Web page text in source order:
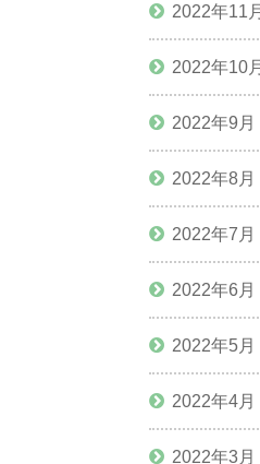
2022年11月
2022年10月
2022年9月
2022年8月
2022年7月
2022年6月
2022年5月
2022年4月
2022年3月